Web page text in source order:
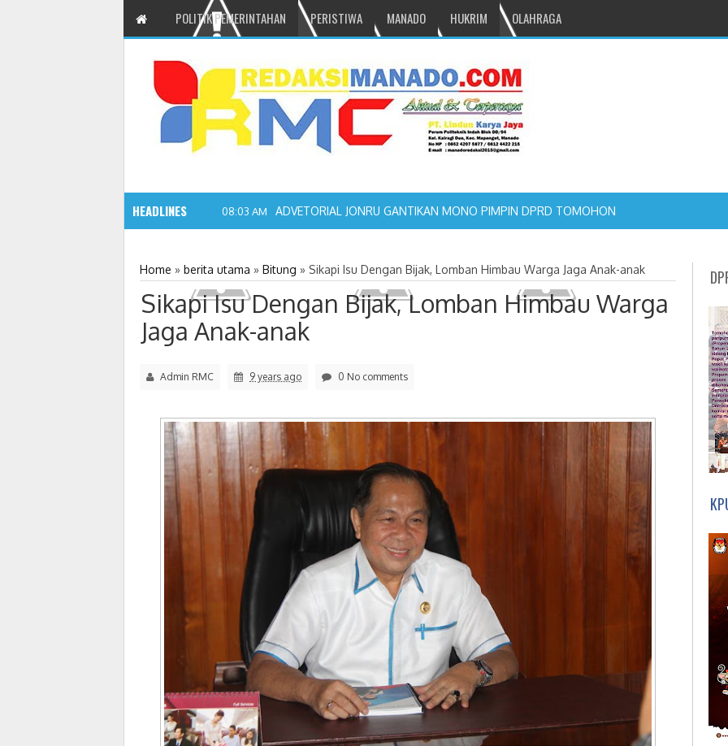
POLITIK PEMERINTAHAN PERISTIWA MANADO HUKRIM OLAHRAGA
HEADLINES 08:03 AM ADVETORIAL JONRU GANTIKAN MONO PIMPIN DPRD TOMOHON
Home » berita utama » Bitung » Sikapi Isu Dengan Bijak, Lomban Himbau Warga Jaga Anak-anak
Sikapi Isu Dengan Bijak, Lomban Himbau Warga
Jaga Anak-anak
Admin RMC 9 years ago 0 No comments